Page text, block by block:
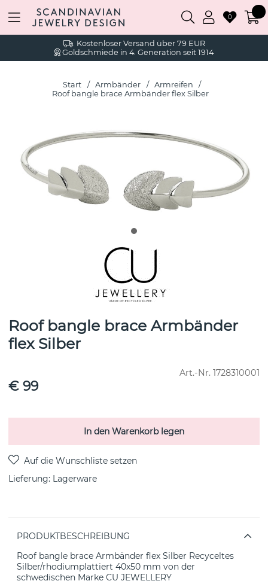
Kostenloser Versand über 79 EUR
Goldschmiede in 4. Generation seit 1914
0
Start Armbänder
Armreifen
Roof bangle brace Armbänder flex Silber
Roof bangle brace Armbänder
flex Silber
Art.-Nr. 1728310001
€ 99
In den Warenkorb legen
Lieferung: Lagerware
PRODUKTBESCHREIBUNG
Roof bangle brace Armbänder flex Silber Recyceltes
Silber/rhodiumplattiert 40x50 mm von der
schwedischen Marke CU JEWELLERY